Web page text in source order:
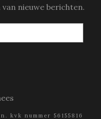
nieuwe berichten.
kvk nummer 56155816